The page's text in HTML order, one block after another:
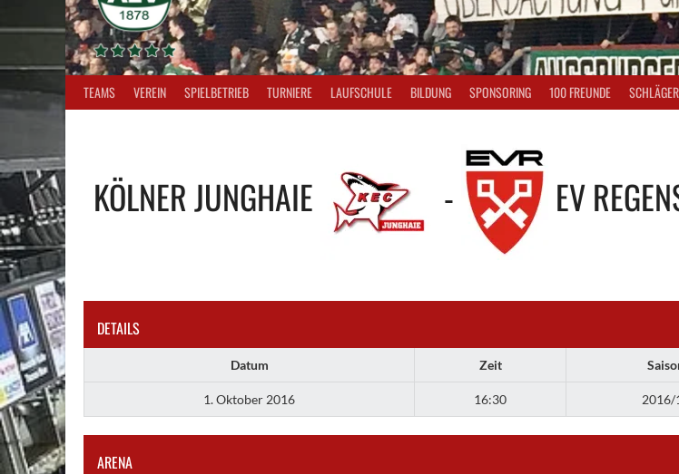
TEAMS VEREIN SPIELBETRIEB TURNIERE LAUFSCHULE BILDUNG SPONSORING 100 FREUNDE
KÖLNER JUNGHAIE - EV
DETAILS
Datum Zeit
1. Oktober 2016 16:30 2016/
ARENA